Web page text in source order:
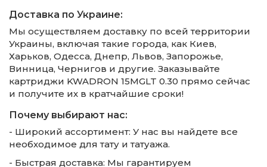
Доставка по Украине:
Мы осуществляем доставку по всей территории
Украины, включая такие города, как Киев,
Харьков, Одесса, Днепр, Львов, Запорожье,
Винница, Чернигов и другие. Заказывайте
картриджи KWADRON 15MGLT 0.30 прямо сейчас
и получите их в кратчайшие сроки!
Почему выбирают нас:
- Широкий ассортимент: У нас вы найдете все
необходимое для тату и татуажа.
- Быстрая доставка: Мы гарантируем